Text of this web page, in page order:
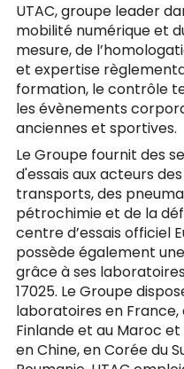
UTAC, groupe leader
mobilité numérique et
mesure, de
et expertise
formation, le contrôle
les évènements
anciennes et sportives.
Le Groupe fournit des
d'essais aux acteurs
transports, des
pétrochimie et de la
centre d’essais officiel
possède également
grâce à ses
17025. Le Groupe
laboratoires en France,
Finlande et au Maroc et
en Chine, en Corée du